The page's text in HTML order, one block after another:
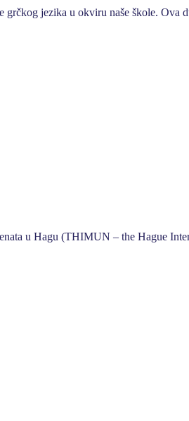
jezika u okviru naše škole. Ova
u Hagu (THIMUN – the Hague